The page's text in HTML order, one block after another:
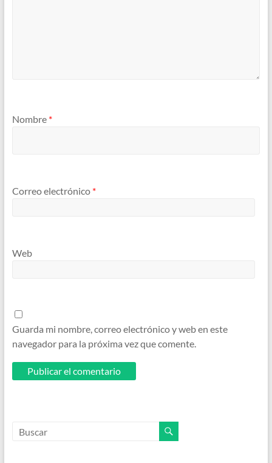
Nombre *
Correo electrónico *
Web
Guarda mi nombre, correo electrónico y web en este
navegador para la próxima vez que comente.